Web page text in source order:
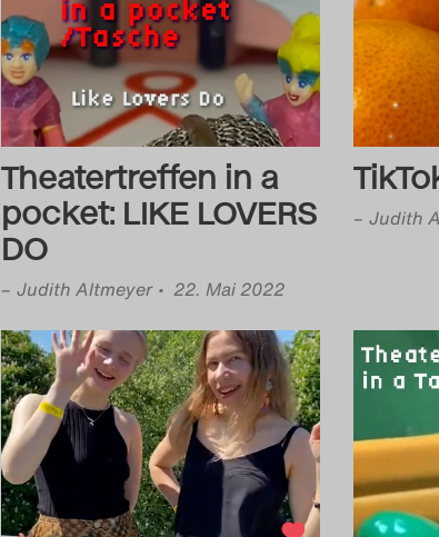
Theatertreffen in a
pocket: LIKE LOVERS
DO
– Judith Altmeyer • 22. Mai 2022
– Judith